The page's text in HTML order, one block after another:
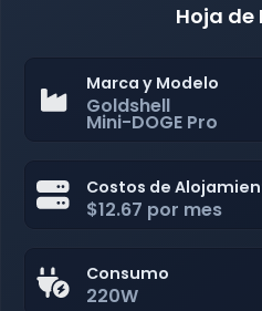
Hoja de
Marca y Modelo
Goldshell
Mini-DOGE Pro
Costos de
$12.67 por mes
Consumo
220W